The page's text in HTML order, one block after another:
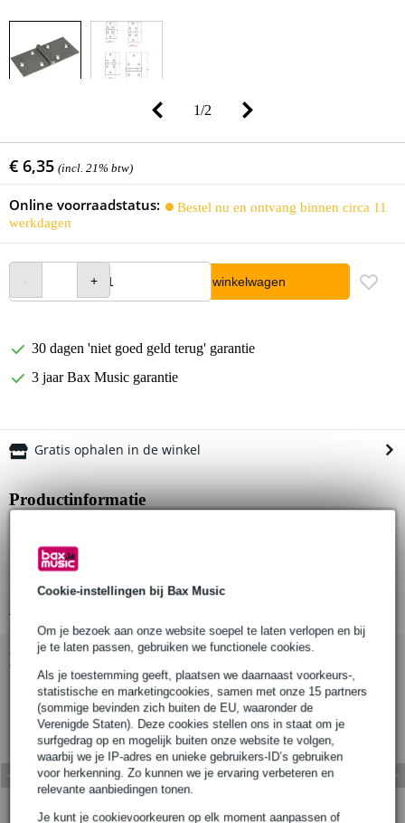
Cookie-instellingen bij Bax Music
Om je bezoek aan onze website soepel te laten verlopen en bij
je te laten passen, gebruiken we functionele cookies.
Als je toestemming geeft, plaatsen we daarnaast voorkeurs-,
statistische en marketingcookies, samen met onze 15 partners
(sommige bevinden zich buiten de EU, waaronder de
Verenigde Staten). Deze cookies stellen ons in staat om je
surfgedrag op en mogelijk buiten onze website te volgen,
waarbij we je IP-adres en unieke gebruikers-ID’s gebruiken
voor herkenning. Zo kunnen we je ervaring verbeteren en
relevante aanbiedingen tonen.
Je kunt je cookievoorkeuren op elk moment aanpassen of
1/2
€ 6,35 (incl. 21% btw)
Online voorraadstatus:
Bestel nu en ontvang binnen circa 11
werkdagen
In winkelwagen
30 dagen 'niet goed geld terug' garantie
3 jaar Bax Music garantie
Gratis ophalen in de winkel
Productinformatie
Type: Achterflap-scharnier
Bekijk ook eens (3)